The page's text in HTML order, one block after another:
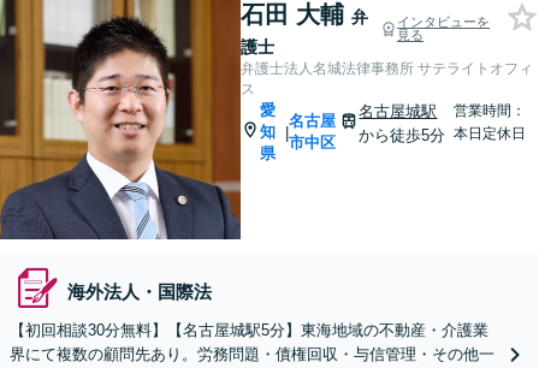
石田 大輔 弁
護士
インタビューを
見る
弁護士法人名城法律事務所 サテライトオフィ
ス
愛
知
県
|
名古屋
市中区
名古屋城駅
から徒歩5分
営業時間：
本日定休日
海外法人・国際法
【初回相談30分無料】【名古屋城駅5分】東海地域の不動産・介護業
界にて複数の顧問先あり。労務問題・債権回収・与信管理・その他一